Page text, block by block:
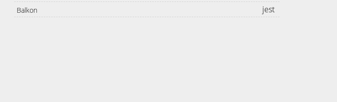
Balkon jest